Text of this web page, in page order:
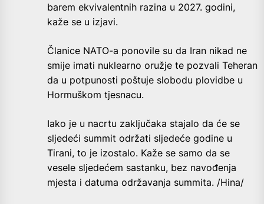
barem ekvivalentnih razina u 2027. godini,
kaže se u izjavi.
Članice NATO-a ponovile su da Iran nikad ne
smije imati nuklearno oružje te pozvali Teheran
da u potpunosti poštuje slobodu plovidbe u
Hormuškom tjesnacu.
Iako je u nacrtu zaključaka stajalo da će se
sljedeći summit održati sljedeće godine u
Tirani, to je izostalo. Kaže se samo da se
vesele sljedećem sastanku, bez navođenja
mjesta i datuma održavanja summita. /Hina/